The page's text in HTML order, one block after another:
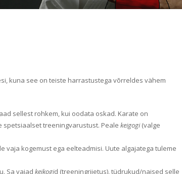
kuna see on teiste harrastustega võrreldes vähem
sellest rohkem, kui oodata oskad. Karate on
treeningvarustust. Peale keigogi(valge
vaja kogemust ega eelteadmisi. Uute algajatega tuleme
Sa vajad keikogid (treeningriietus), tüdrukud/naised selle